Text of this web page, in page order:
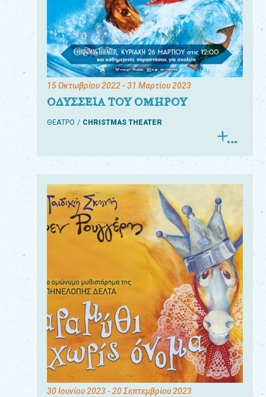
15 Οκτωβρίου 2022- 31 Μαρτίου 2023
ΟΔΥΣΣΕΙΑ ΤΟΥ ΟΜΗΡΟΥ
ΘΕΑΤΡΟ CHRISTMAS THEATER
30 Ιουνίου 2023- 20 Σεπτεμβρίου 2023